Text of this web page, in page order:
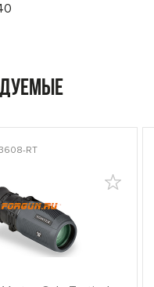
RT